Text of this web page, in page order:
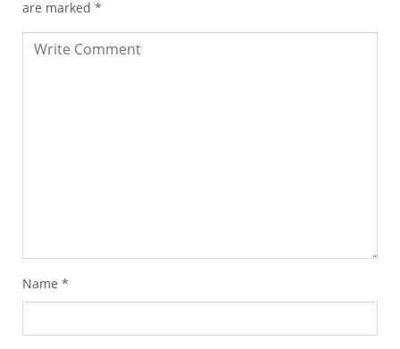
are marked *
Name *